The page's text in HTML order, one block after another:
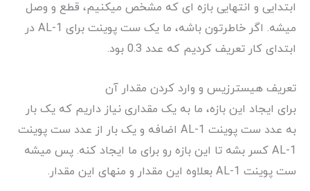
ابتدایی و انتهایی بازه ای که مشخص میکنیم، قطع و وصل
میشه. اگر خاطرتون باشه، ما یک ست پوینت برای AL-1 در
ابتدای کار تعریف کردیم که عدد 0.3 بود.
تعریف هیسترزیس و وارد کردن مقدار آن
برای ایجاد این بازه، ما به یک مقداری نیاز داریم که یک بار
به عدد ست پوینت AL-1 اضافه و یک بار از عدد ست پوینت
AL-1 کسر بشه تا این بازه رو برای ما ایجاد کنه. پس میشه
ست پوینت AL-1 بعلاوه این مقدار و منهای این مقدار.